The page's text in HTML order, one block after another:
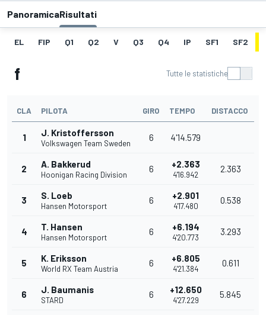
PanoramicaRisultati
EL FIP Q1 Q2 V Q3 Q4 IP SF1 SF2
f Tutte le statistiche
CLA PILOTA GIRO TEMPO DISTACCO
1 J. Kristoffersson
Volkswagen Team Sweden
6 4'14.579
2 A. Bakkerud
Hoonigan Racing Division
6 +2.363
4'16.942
2.363
3 S. Loeb
Hansen Motorsport
6 +2.901
4'17.480
0.538
4 T. Hansen
Hansen Motorsport
6 +6.194
4'20.773
3.293
5 K. Eriksson
World RX Team Austria
6 +6.805
4'21.384
0.611
6 J. Baumanis
STARD
6 +12.650
4'27.229
5.845